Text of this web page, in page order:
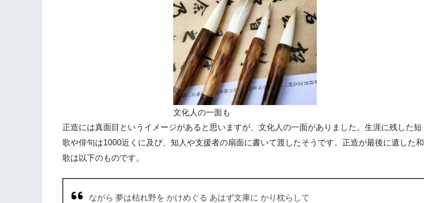
文化人の一面も
正造には真面目というイメージがあると思いますが、文化人の一面がありました。生涯に残した短
歌や俳句は1000近くに及び、知人や支援者の扇面に書いて渡したそうです。正造が最後に遺した和
歌は以下のものです。
ながら 夢は枯れ野を かけめぐる あはず文庫に かり枕らして